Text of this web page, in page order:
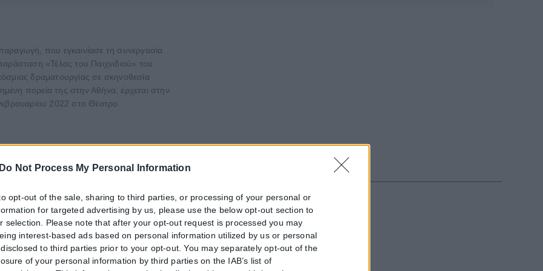
Do Not Process My Personal Information
opt-out of the sale, sharing to third parties, or processing of your personal or
for targeted advertising by us, please use the below opt-out section to
selection. Please note that after your opt-out request is processed you may
interest-based ads based on personal information utilized by us or personal
to third parties prior to your opt-out. You may separately opt-out of the
of your personal information by third parties on the IAB’s list of
που εγκαινίασε τη συνεργασία
«Τέλος του Παιχνιδιού» του
δραματουργίας σε σκηνοθεσία
πορεία της στην Αθήνα, έρχεται στην
2022 στο Θέατρο
αφήνει να εννοηθεί ότι τελείωσε τα γυρίσματα
Avatar μπορεί να φτάνουν στο τέλος και ότι τώρα σκέφτεται...